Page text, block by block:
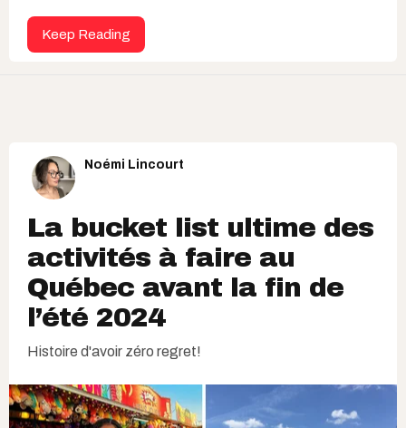
Keep Reading
Noémi Lincourt
La bucket list ultime des
activités à faire au
Québec avant la fin de
l’été 2024
Histoire d'avoir zéro regret!